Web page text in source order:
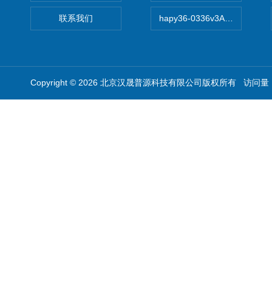
联系我们 hapy36-0336v3A高精度小型
Copyright © 2026 北京汉晟普源科技有限公司版权所有 访问量